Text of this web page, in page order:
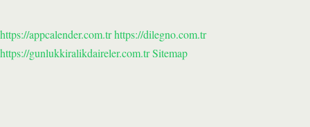
https://appcalender.com.trhttps://dilegno.com.tr
https://gunlukkiralikdaireler.com.trSitemap